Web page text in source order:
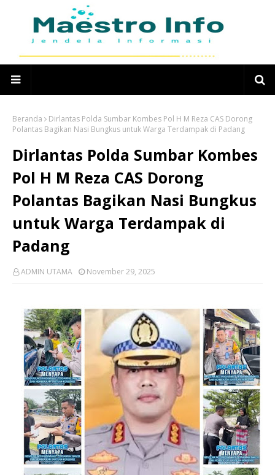
Beranda
Dirlantas Polda Sumbar Kombes Pol H M Reza CAS Dorong
Polantas Bagikan Nasi Bungkus untuk Warga Terdampak di Padang
Dirlantas Polda Sumbar Kombes
Pol H M Reza CAS Dorong
Polantas Bagikan Nasi Bungkus
untuk Warga Terdampak di
Padang
ADMIN UTAMA November 29, 2025